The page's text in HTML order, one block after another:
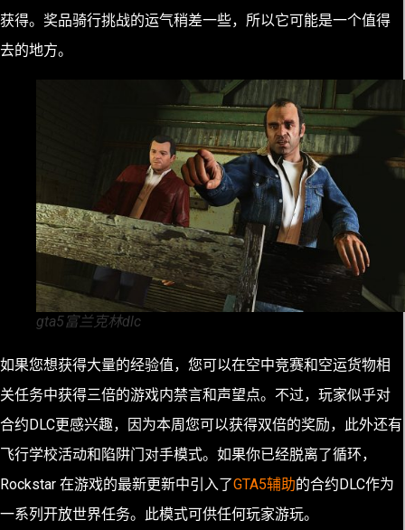
获得。奖品骑行挑战的运气稍差一些，所以它可能是一个值得
去的地方。
gta5富兰克林dlc
如果您想获得大量的经验值，您可以在空中竞赛和空运货物相
关任务中获得三倍的游戏内禁言和声望点。不过，玩家似乎对
合约DLC更感兴趣，因为本周您可以获得双倍的奖励，此外还有
飞行学校活动和陷阱门对手模式。如果你已经脱离了循环，
Rockstar 在游戏的最新更新中引入了GTA5辅助的合约DLC作为
一系列开放世界任务。此模式可供任何玩家游玩。